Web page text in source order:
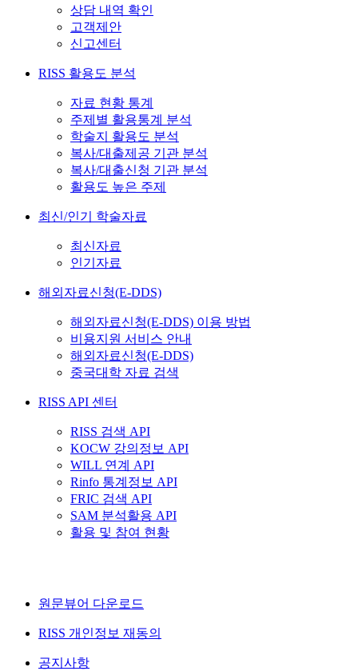
상담 내역 확인
고객제안
신고센터
RISS 활용도 분석
자료 현황 통계
주제별 활용통계 분석
학술지 활용도 분석
복사/대출제공 기관 분석
복사/대출신청 기관 분석
활용도 높은 주제
최신/인기 학술자료
최신자료
인기자료
해외자료신청(E-DDS)
해외자료신청(E-DDS) 이용 방법
비용지원 서비스 안내
해외자료신청(E-DDS)
중국대학 자료 검색
RISS API 센터
RISS 검색 API
KOCW 강의정보 API
WILL 연계 API
Rinfo 통계정보 API
FRIC 검색 API
SAM 분석활용 API
활용 및 참여 현황
원문뷰어 다운로드
RISS 개인정보 재동의
공지사항